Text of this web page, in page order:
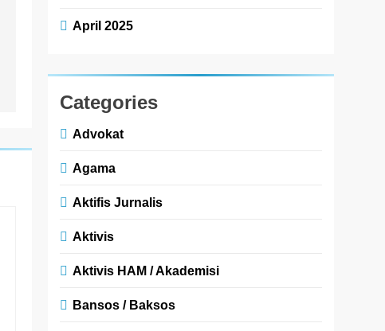
April 2025
Categories
Advokat
Agama
Aktifis Jurnalis
Aktivis
Aktivis HAM / Akademisi
Bansos / Baksos